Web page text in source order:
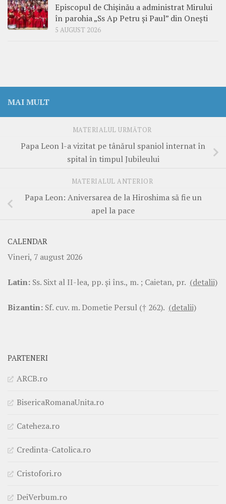
Episcopul de Chișinău a administrat Mirului
în parohia „Ss Ap Petru și Paul” din Onești
5 AUGUST 2026
MAI MULT
MATERIALUL URMĂTOR
Papa Leon l-a vizitat pe tânărul spaniol internat în
spital în timpul Jubileului
MATERIALUL ANTERIOR
Papa Leon: Aniversarea de la Hiroshima să fie un
apel la pace
CALENDAR
Vineri, 7 august 2026
Latin: Ss. Sixt al II-lea, pp. şi îns., m. ; Caietan, pr. (detalii)
Bizantin: Sf. cuv. m. Dometie Persul († 262). (detalii)
PARTENERI
ARCB.ro
BisericaRomanaUnita.ro
Cateheza.ro
Credinta-Catolica.ro
Cristofori.ro
DeiVerbum.ro